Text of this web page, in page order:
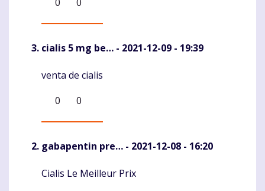
cialis 5 mg be… - 2021-12-09 - 19:39
Komentaras
venta de cialis
0
0
gabapentin pre… - 2021-12-08 - 16:20
Komentaras
Cialis Le Meilleur Prix